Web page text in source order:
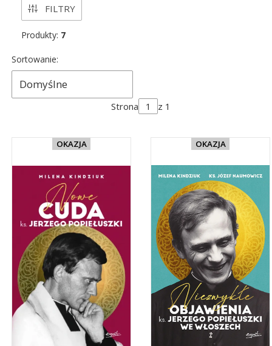
FILTRY
Produkty: 7
Lista produktów
Sortowanie:
Domyślne
Strona z 1
OKAZJA OKAZJA